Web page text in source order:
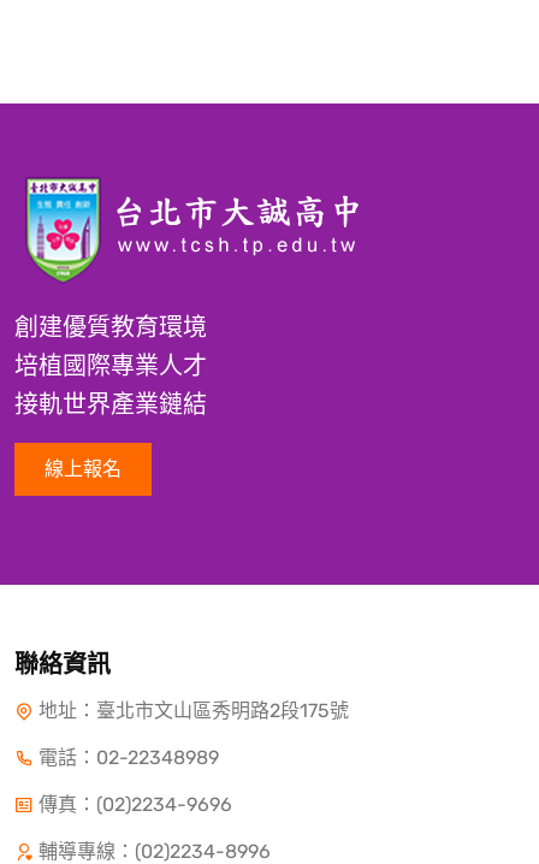
創建優質教育環境
培植國際專業人才
接軌世界產業鏈結
線上報名
聯絡資訊
地址：臺北市文山區秀明路2段175號
電話： 02-22348989
傳真：(02)2234-9696
輔導專線：(02)2234-8996